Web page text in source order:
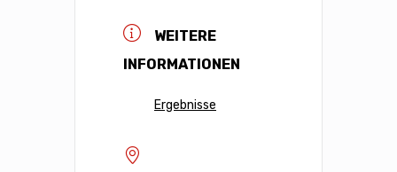
WEITERE
INFORMATIONEN
Ergebnisse